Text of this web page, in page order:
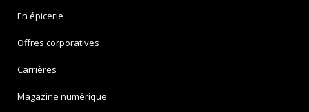
En épicerie
Offres corporatives
Carrières
Magazine numérique